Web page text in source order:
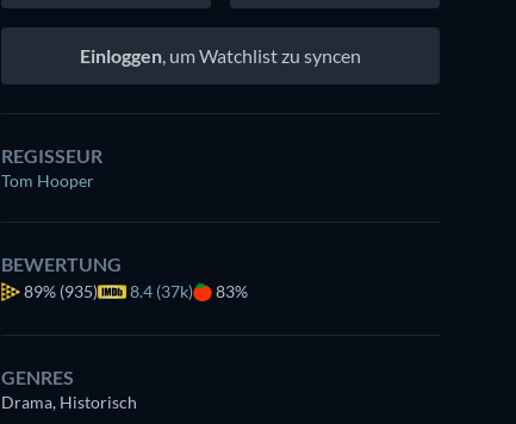
Einloggen, um Watchlist zu syncen
REGISSEUR
Tom Hooper
BEWERTUNG
89% (935) 8.4 (37k) 83%
GENRES
Drama, Historisch